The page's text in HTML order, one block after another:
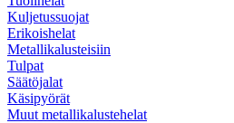
Kuljetussuojat
Erikoishelat
Metallikalusteisiin
Tulpat
Säätöjalat
Käsipyörät
Muut metallikalustehelat